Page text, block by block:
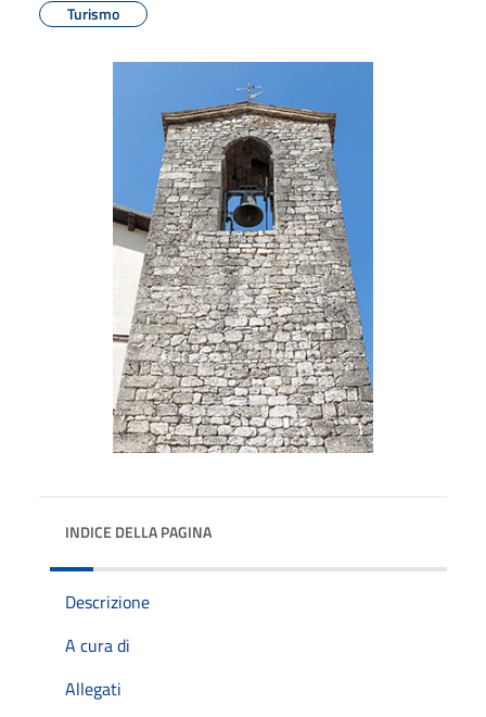
Turismo
INDICE DELLA PAGINA
Descrizione
A cura di
Allegati